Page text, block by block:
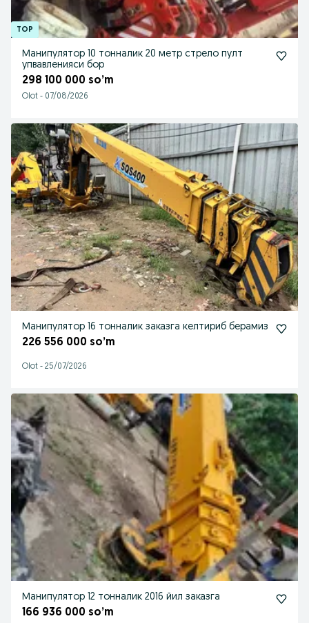
Манипулятор 10 тонналик 20 метр стрело пулт
упвавленияси бор
298 100 000 so’m
Olot - 07/08/2026
Манипулятор 16 тонналик заказга келтириб берамиз
226 556 000 so’m
Olot - 25/07/2026
Манипулятор 12 тонналик 2016 йил заказга
166 936 000 so’m